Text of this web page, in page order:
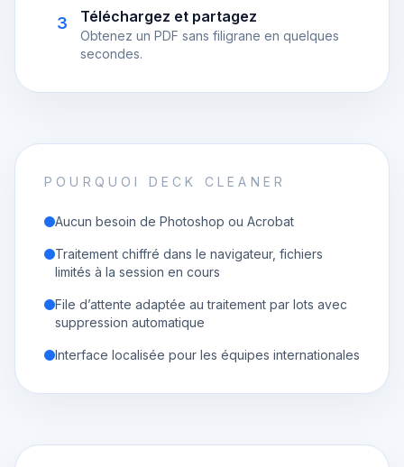
3 Téléchargez et partagez
Obtenez un PDF sans filigrane en quelques
secondes.
POURQUOI DECK CLEANER
Aucun besoin de Photoshop ou Acrobat
Traitement chiffré dans le navigateur, fichiers
limités à la session en cours
File d’attente adaptée au traitement par lots avec
suppression automatique
Interface localisée pour les équipes internationales